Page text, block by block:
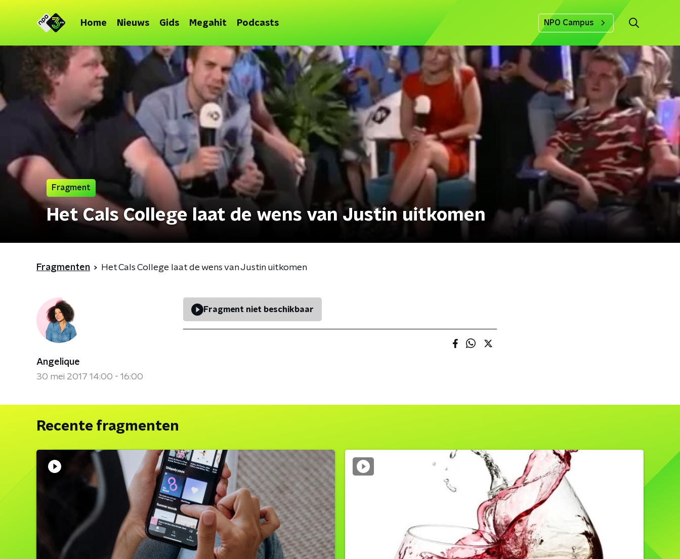
Home Nieuws Gids Megahit Podcasts NPO Campus
Fragment
Het Cals College laat de wens van Justin uitkomen
Fragmenten Het Cals College laat de wens van Justin uitkomen
Angelique
30 mei 2017 14:00 - 16:00
Fragment niet beschikbaar
Recente fragmenten